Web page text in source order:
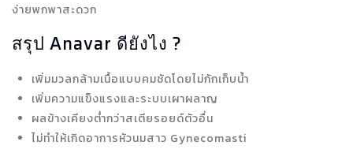
ง่ายพกพาสะดวก
สรุป Anavar ดียังไง ?
เพิ่มมวลกล้ามเนื้อแบบคมชัดโดยไม่กักเก็บน้ำ
เพิ่มความแข็งแรงและระบบเผาผลาญ
ผลข้างเคียงต่ำกว่าสเตียรอยด์ตัวอื่น
ไม่ทำให้เกิดอาการหัวนมสาว Gynecomasti